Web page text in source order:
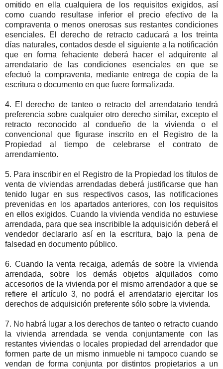
omitido en ella cualquiera de los requisitos exigidos, así
como cuando resultase inferior el precio efectivo de la
compraventa o menos onerosas sus restantes condiciones
esenciales. El derecho de retracto caducará a los treinta
días naturales, contados desde el siguiente a la notificación
que en forma fehaciente deberá hacer el adquirente al
arrendatario de las condiciones esenciales en que se
efectuó la compraventa, mediante entrega de copia de la
escritura o documento en que fuere formalizada.
4. El derecho de tanteo o retracto del arrendatario tendrá
preferencia sobre cualquier otro derecho similar, excepto el
retracto reconocido al condueño de la vivienda o el
convencional que figurase inscrito en el Registro de la
Propiedad al tiempo de celebrarse el contrato de
arrendamiento.
5. Para inscribir en el Registro de la Propiedad los títulos de
venta de viviendas arrendadas deberá justificarse que han
tenido lugar en sus respectivos casos, las notificaciones
prevenidas en los apartados anteriores, con los requisitos
en ellos exigidos. Cuando la vivienda vendida no estuviese
arrendada, para que sea inscribible la adquisición deberá el
vendedor declararlo así en la escritura, bajo la pena de
falsedad en documento público.
6. Cuando la venta recaiga, además de sobre la vivienda
arrendada, sobre los demás objetos alquilados como
accesorios de la vivienda por el mismo arrendador a que se
refiere el artículo 3, no podrá el arrendatario ejercitar los
derechos de adquisición preferente sólo sobre la vivienda.
7. No habrá lugar a los derechos de tanteo o retracto cuando
la vivienda arrendada se venda conjuntamente con las
restantes viviendas o locales propiedad del arrendador que
formen parte de un mismo inmueble ni tampoco cuando se
vendan de forma conjunta por distintos propietarios a un